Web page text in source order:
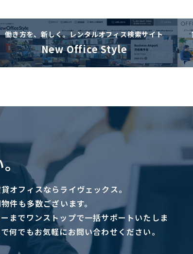
働き方を、新しく。レンタルオフィス検索サイト
New Office Style
オフィスならライヴェックス。
件も多数ございます。
までワンストップで一括サポートいたしま
何でもお気軽にお問い合わせください。